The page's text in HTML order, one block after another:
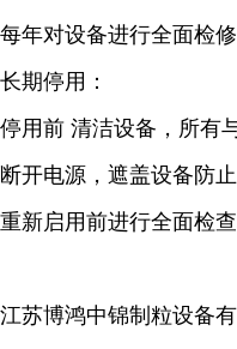
每年对设备进行全面检
长期停用：
停用前 清洁设备，所有
断开电源，遮盖设备防止
重新启用前进行全面检
江苏博鸿中锦制粒设备